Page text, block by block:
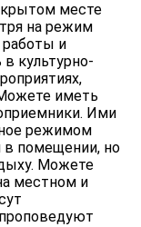
месте
на режим
работы и
культурно-
иметь
Ими
режимом
в помещении, но
Можете
местном и